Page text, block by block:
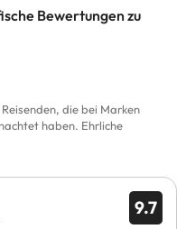
Bewertungen zu
die bei Marken
haben. Ehrliche
9.7